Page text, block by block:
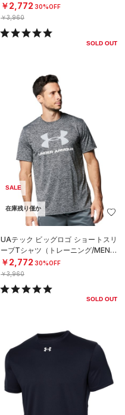
￥2,772 30%OFF
￥3,960
SOLD OUT
SALE
在庫残り僅か
UAテック ビッグロゴ ショートスリ
ーブTシャツ（トレーニング/MEN）
￥2,772 30%OFF
￥3,960
SOLD OUT